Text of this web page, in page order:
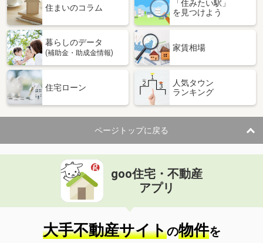
住まいのコラム
「住みたい駅」
を見つけよう
暮らしのデータ
(補助金・助成金情報)
家賃相場
住宅ローン
人気タウン
ランキング
ページトップに戻る
goo住宅・不動産
アプリ
大手不動産サイトの物件を